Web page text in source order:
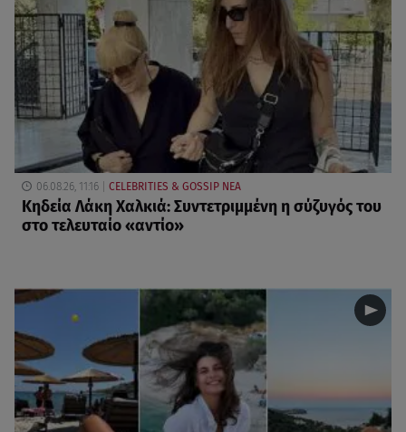
06.08.26, 11:16 CELEBRITIES & GOSSIP ΝΕΑ
Κηδεία Λάκη Χαλκιά: Συντετριμμένη η σύζυγός του
στο τελευταίο «αντίο»